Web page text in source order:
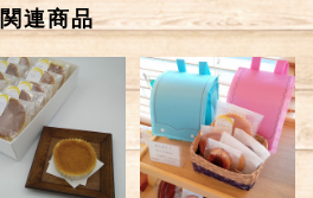
関連商品